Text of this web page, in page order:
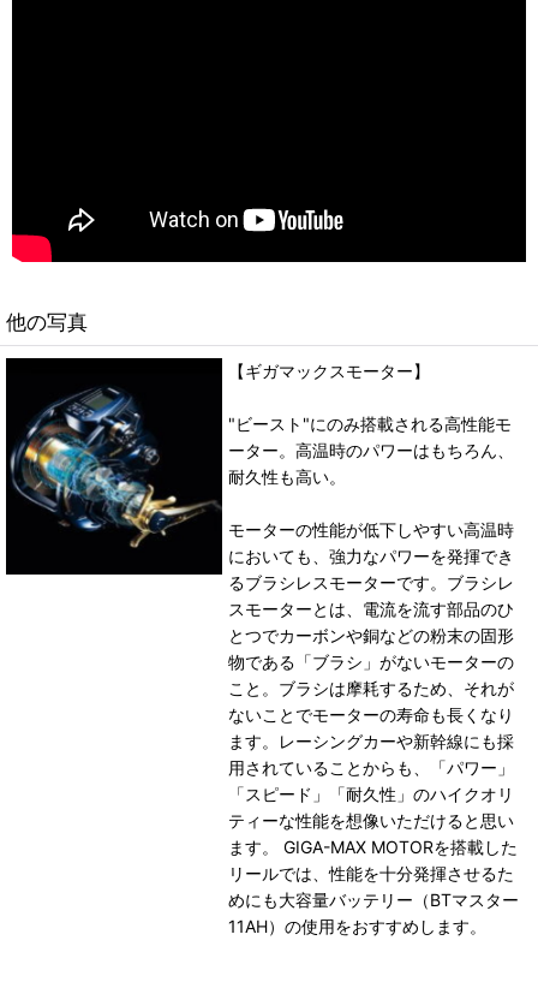
他の写真
【ギガマックスモーター】
"ビースト"にのみ搭載される高性能モ
ーター。高温時のパワーはもちろん、
耐久性も高い。
モーターの性能が低下しやすい高温時
においても、強力なパワーを発揮でき
るブラシレスモーターです。ブラシレ
スモーターとは、電流を流す部品のひ
とつでカーボンや銅などの粉末の固形
物である「ブラシ」がないモーターの
こと。ブラシは摩耗するため、それが
ないことでモーターの寿命も長くなり
ます。レーシングカーや新幹線にも採
用されていることからも、「パワー」
「スピード」「耐久性」のハイクオリ
ティーな性能を想像いただけると思い
ます。 GIGA-MAX MOTORを搭載した
リールでは、性能を十分発揮させるた
めにも大容量バッテリー（BTマスター
11AH）の使用をおすすめします。